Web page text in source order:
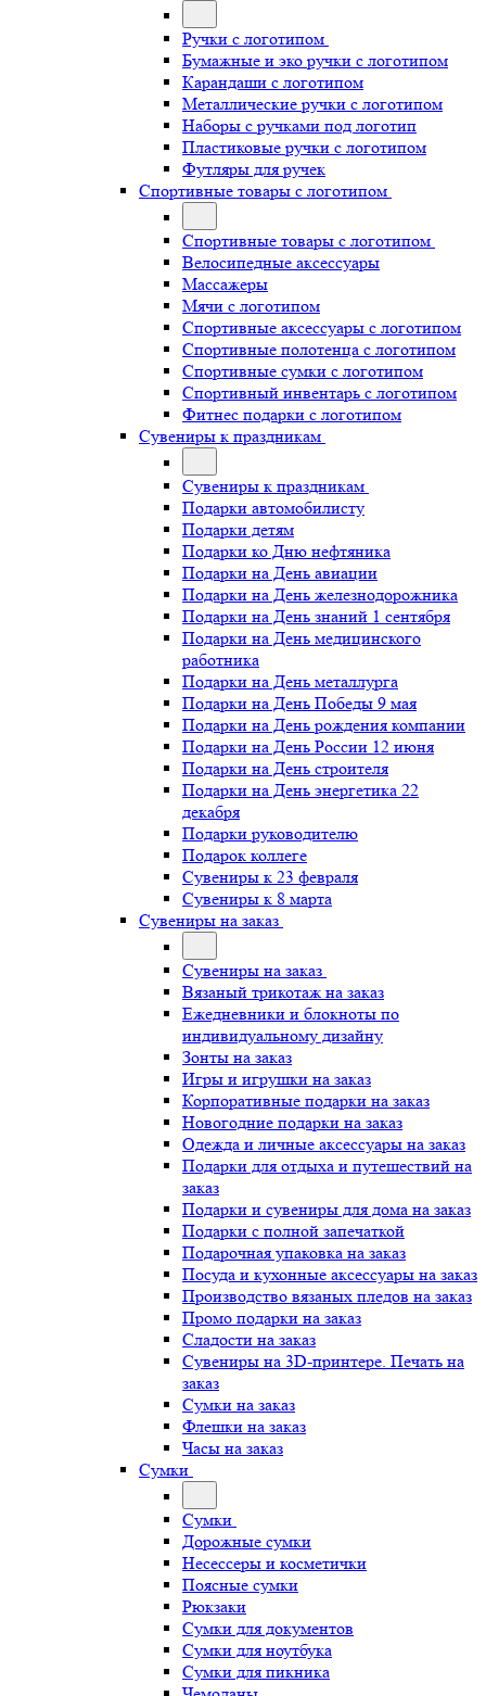
Ручки с логотипом
Бумажные и эко ручки с логотипом
Карандаши с логотипом
Металлические ручки с логотипом
Наборы с ручками под логотип
Пластиковые ручки с логотипом
Футляры для ручек
Спортивные товары с логотипом
Спортивные товары с логотипом
Велосипедные аксессуары
Массажеры
Мячи с логотипом
Спортивные аксессуары с логотипом
Спортивные полотенца с логотипом
Спортивные сумки с логотипом
Спортивный инвентарь с логотипом
Фитнес подарки с логотипом
Сувениры к праздникам
Сувениры к праздникам
Подарки автомобилисту
Подарки детям
Подарки ко Дню нефтяника
Подарки на День авиации
Подарки на День железнодорожника
Подарки на День знаний 1 сентября
Подарки на День медицинского
работника
Подарки на День металлурга
Подарки на День Победы 9 мая
Подарки на День рождения компании
Подарки на День России 12 июня
Подарки на День строителя
Подарки на День энергетика 22
декабря
Подарки руководителю
Подарок коллеге
Сувениры к 23 февраля
Сувениры к 8 марта
Сувениры на заказ
Сувениры на заказ
Вязаный трикотаж на заказ
Ежедневники и блокноты по
индивидуальному дизайну
Зонты на заказ
Игры и игрушки на заказ
Корпоративные подарки на заказ
Новогодние подарки на заказ
Одежда и личные аксессуары на заказ
Подарки для отдыха и путешествий на
заказ
Подарки и сувениры для дома на заказ
Подарки с полной запечаткой
Подарочная упаковка на заказ
Посуда и кухонные аксессуары на заказ
Производство вязаных пледов на заказ
Промо подарки на заказ
Сладости на заказ
Сувениры на 3D-принтере. Печать на
заказ
Сумки на заказ
Флешки на заказ
Часы на заказ
Сумки
Сумки
Дорожные сумки
Несессеры и косметички
Поясные сумки
Рюкзаки
Сумки для документов
Сумки для ноутбука
Сумки для пикника